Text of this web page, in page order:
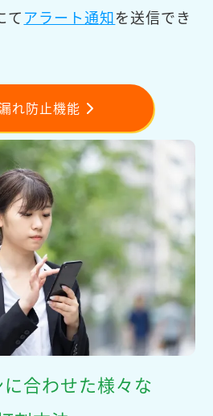
てアラート通知を送信でき
れ防止機能
合わせた様々な